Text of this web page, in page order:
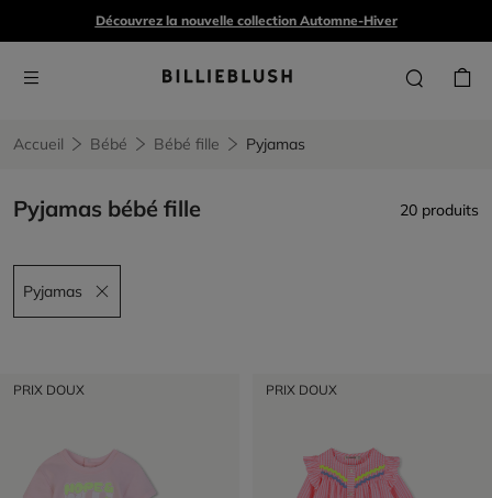
Découvrez la nouvelle collection Automne-Hiver
Accueil Bébé Bébé fille Pyjamas
Pyjamas bébé fille 20 produits
Pyjamas
Remove filter Pyjamas
PRIX DOUX PRIX DOUX